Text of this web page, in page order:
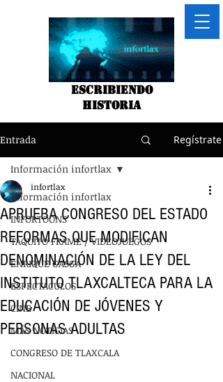
Escribiendo
historia
Entrada Regístrate
Información infortlax
INFORTOONS
TAQUITO FRAME / VIDEOJUEGOS
ENRIQUE GASGA
ESPECTACULOS
CINE
MÁS NOTÍCIAS
CONGRESO DE TLAXCALA
NACIONAL
Información infortlax
APRUEBA CONGRESO DEL ESTADO
REFORMAS QUE MODIFICAN
DENOMINACIÓN DE LA LEY DEL
INSTITUTO TLAXCALTECA PARA LA
EDUCACIÓN DE JÓVENES Y
PERSONAS ADULTAS
infortlax